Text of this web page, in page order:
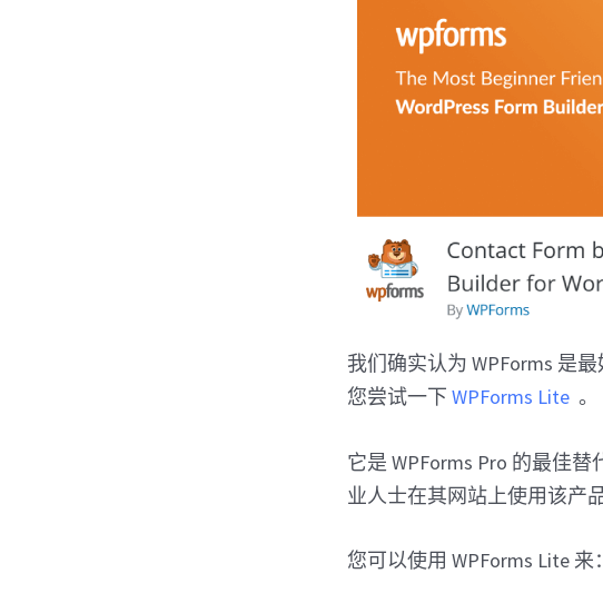
我们确实认为 WPForms 是
您尝试一下 WPForms Lite 。
它是 WPForms Pro 的最佳
业人士在其网站上使用该产
您可以使用 WPForms Lite 来